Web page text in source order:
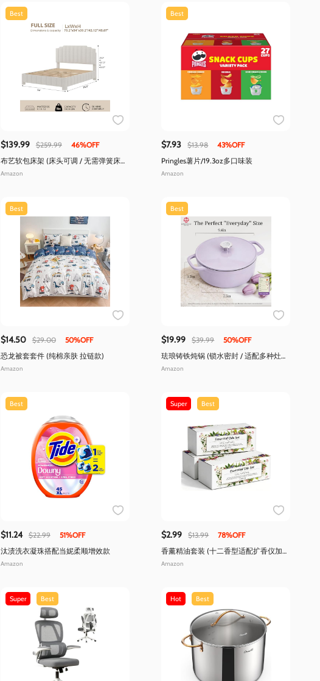
Best
$139.99 $259.99
46%OFF
布艺软包床架 (床头可调 / 无需弹簧床
垫)
Amazon
Best
$7.93 $13.98
43%OFF
Pringles薯片/19.3oz多口味装
Amazon
Best
$14.50 $29.00
50%OFF
恐龙被套套件 (纯棉亲肤 拉链款)
Amazon
Best
$19.99 $39.99
50%OFF
珐琅铸铁炖锅 (锁水密封 / 适配多种灶
具)
Amazon
Best
$11.24 $22.99
51%OFF
汰渍洗衣凝珠搭配当妮柔顺增效款
Amazon
Super Best
$2.99 $13.99
78%OFF
香薰精油套装 (十二香型适配扩香仪加湿
器)
Amazon
Super Best Hot Best